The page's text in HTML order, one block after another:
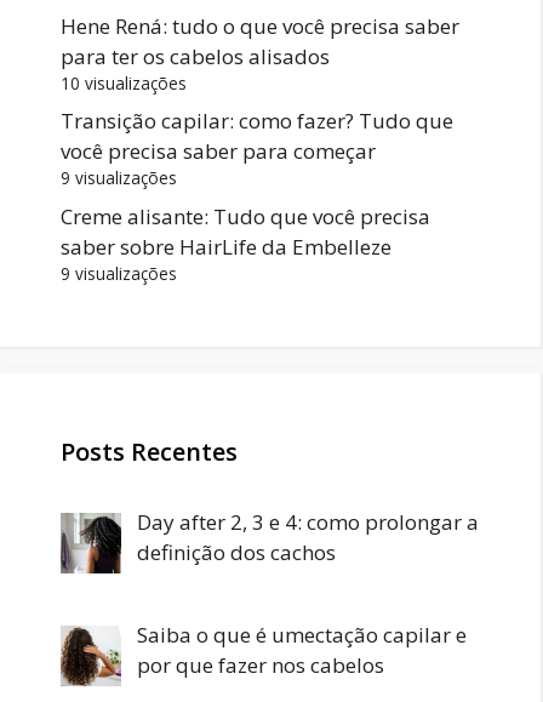
Hene Rená: tudo o que você precisa saber
para ter os cabelos alisados
10 visualizações
Transição capilar: como fazer? Tudo que
você precisa saber para começar
9 visualizações
Creme alisante: Tudo que você precisa
saber sobre HairLife da Embelleze
9 visualizações
Posts Recentes
Day after 2, 3 e 4: como prolongar a
definição dos cachos
Saiba o que é umectação capilar e
por que fazer nos cabelos